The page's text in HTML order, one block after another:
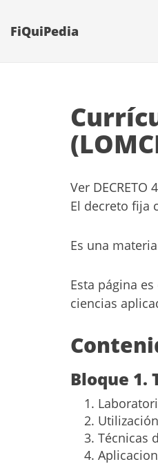
FiQuiPedia
Ver DECRETO
El decreto fija
Es una
Esta página
ciencias
Bloque 1.
Técnicas